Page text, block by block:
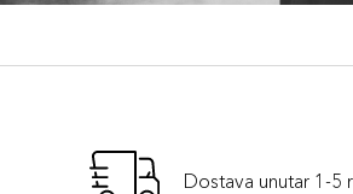
Dostava unutar 1-5